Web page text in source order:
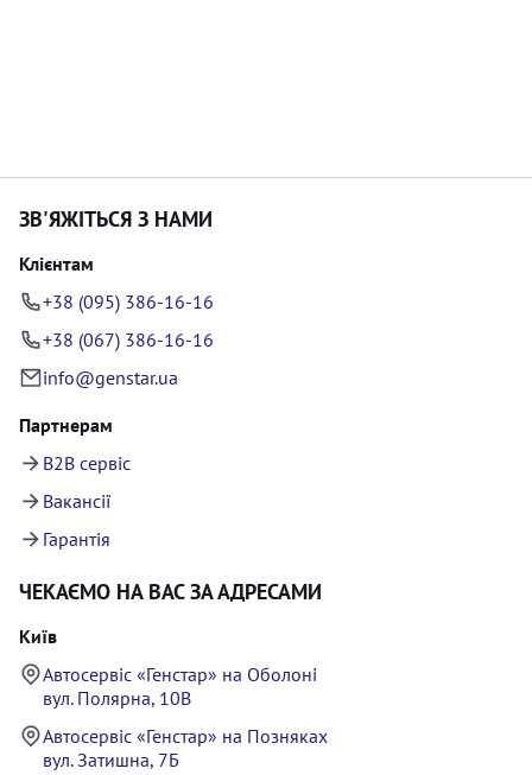
ЗВ'ЯЖІТЬСЯ З НАМИ
Клієнтам
+38 (095) 386-16-16
+38 (067) 386-16-16
info@genstar.ua
Партнерам
B2B сервіс
Вакансії
Гарантія
ЧЕКАЄМО НА ВАС ЗА АДРЕСАМИ
Київ
Автосервіс «Генстар» на Оболоні
вул. Полярна, 10В
Автосервіс «Генстар» на Позняках
вул. Затишна, 7Б